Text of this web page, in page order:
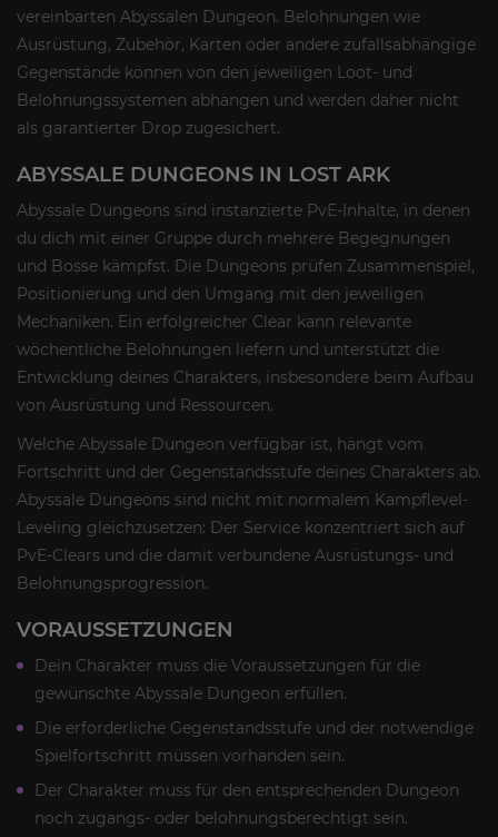
vereinbarten Abyssalen Dungeon. Belohnungen wie
Ausrüstung, Zubehör, Karten oder andere zufallsabhängige
Gegenstände können von den jeweiligen Loot- und
Belohnungssystemen abhängen und werden daher nicht
als garantierter Drop zugesichert.
ABYSSALE DUNGEONS IN LOST ARK
Abyssale Dungeons sind instanzierte PvE-Inhalte, in denen
du dich mit einer Gruppe durch mehrere Begegnungen
und Bosse kämpfst. Die Dungeons prüfen Zusammenspiel,
Positionierung und den Umgang mit den jeweiligen
Mechaniken. Ein erfolgreicher Clear kann relevante
wöchentliche Belohnungen liefern und unterstützt die
Entwicklung deines Charakters, insbesondere beim Aufbau
von Ausrüstung und Ressourcen.
Welche Abyssale Dungeon verfügbar ist, hängt vom
Fortschritt und der Gegenstandsstufe deines Charakters ab.
Abyssale Dungeons sind nicht mit normalem Kampflevel-
Leveling gleichzusetzen: Der Service konzentriert sich auf
PvE-Clears und die damit verbundene Ausrüstungs- und
Belohnungsprogression.
VORAUSSETZUNGEN
Dein Charakter muss die Voraussetzungen für die
gewünschte Abyssale Dungeon erfüllen.
Die erforderliche Gegenstandsstufe und der notwendige
Spielfortschritt müssen vorhanden sein.
Der Charakter muss für den entsprechenden Dungeon
noch zugangs- oder belohnungsberechtigt sein.